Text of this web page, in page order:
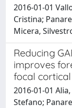
2016-01-01
Cristina;
Micera,
Reducing
improves
focal
2016-01-01
Stefano;